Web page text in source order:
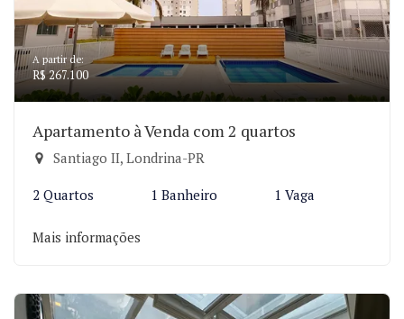
A partir de:
R$ 267.100
Apartamento à Venda com 2 quartos
Santiago II, Londrina-PR
2 Quartos 1 Banheiro 1 Vaga
Mais informações